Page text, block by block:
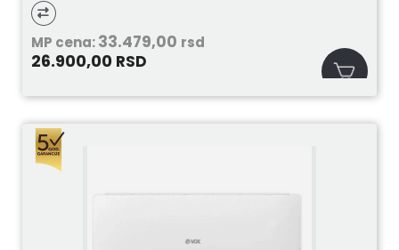
MP cena:33.479,00 rsd
26.900,00 RSD